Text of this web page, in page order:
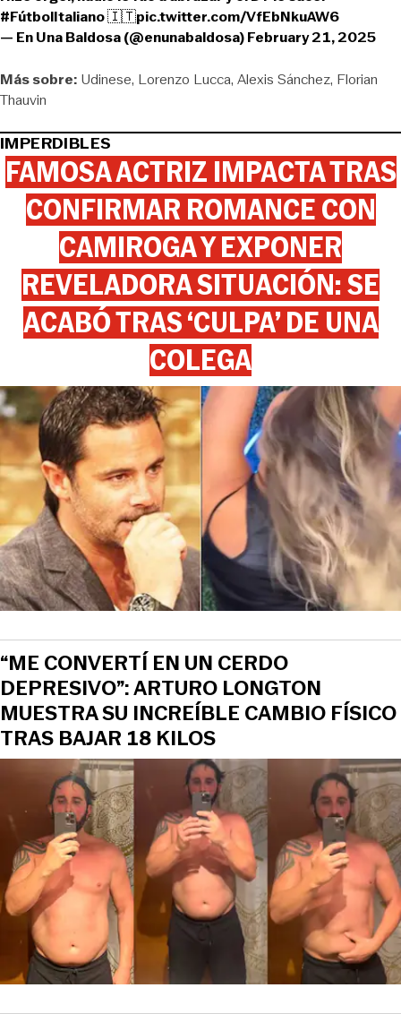
#FútbolItaliano🇮🇹pic.twitter.com/VfEbNkuAW6
— En Una Baldosa (@enunabaldosa)February 21, 2025
Más sobre: Udinese Lorenzo Lucca Alexis Sánchez Florian
Thauvin
IMPERDIBLES
FAMOSA ACTRIZ IMPACTA TRAS
CONFIRMAR ROMANCE CON
CAMIROGA Y EXPONER
REVELADORA SITUACIÓN: SE
ACABÓ TRAS ‘CULPA’ DE UNA
COLEGA
“ME CONVERTÍ EN UN CERDO
DEPRESIVO”: ARTURO LONGTON
MUESTRA SU INCREÍBLE CAMBIO FÍSICO
TRAS BAJAR 18 KILOS